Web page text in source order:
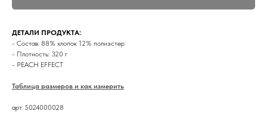
ДЕТАЛИ ПРОДУКТА:
- Состав: 88% хлопок 12% полиэстер
- Плотность: 320 г
- PEACH EFFECT
Таблица размеров и как измерить
арт. 5024000028